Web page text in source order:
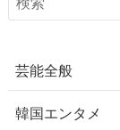
芸能全般
韓国エンタメ